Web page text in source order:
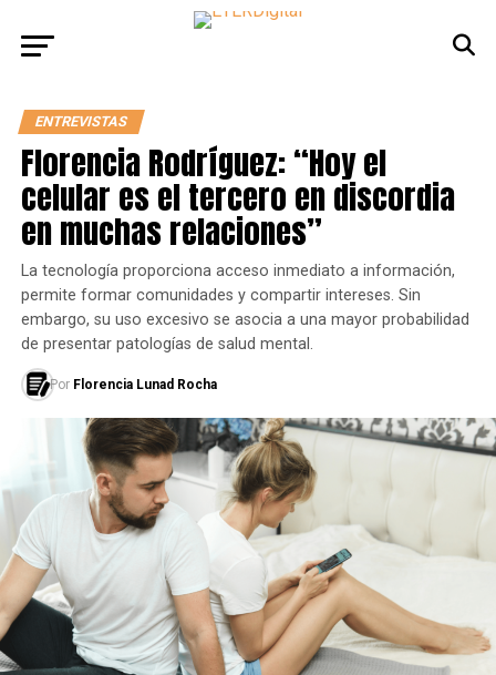
ENTREVISTAS
Florencia Rodríguez: “Hoy el
celular es el tercero en discordia
en muchas relaciones”
La tecnología proporciona acceso inmediato a información,
permite formar comunidades y compartir intereses. Sin
embargo, su uso excesivo se asocia a una mayor probabilidad
de presentar patologías de salud mental.
Por Florencia Lunad Rocha